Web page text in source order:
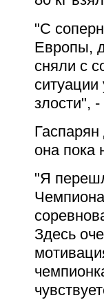
"С
Европы,
сняли с
ситуации
злости",
она пока
"Я
Здесь